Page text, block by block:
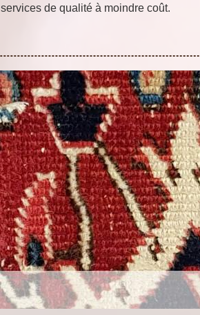
services de qualité à moindre coût.